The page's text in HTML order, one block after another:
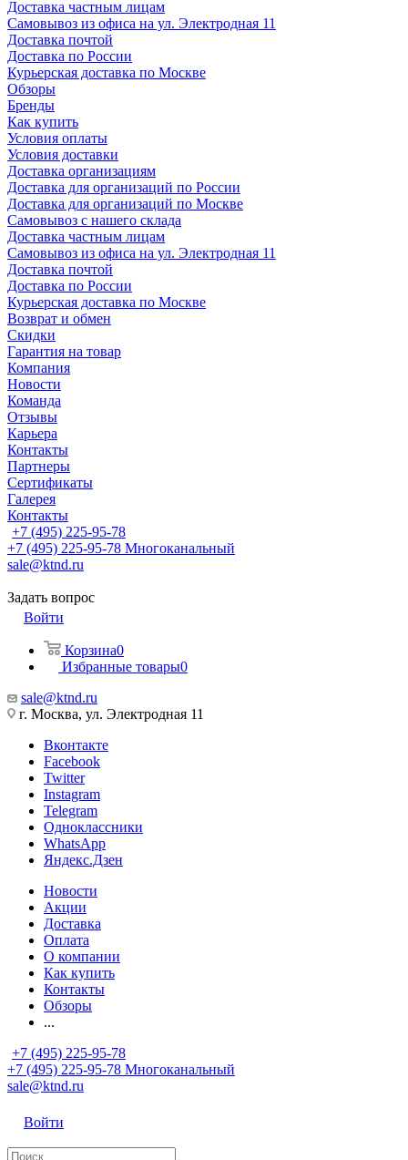
Доставка частным лицам
Самовывоз из офиса на ул. Электродная 11
Доставка почтой
Доставка по России
Курьерская доставка по Москве
Обзоры
Бренды
Как купить
Условия оплаты
Условия доставки
Доставка организациям
Доставка для организаций по России
Доставка для организаций по Москве
Самовывоз с нашего склада
Доставка частным лицам
Самовывоз из офиса на ул. Электродная 11
Доставка почтой
Доставка по России
Курьерская доставка по Москве
Возврат и обмен
Скидки
Гарантия на товар
Компания
Новости
Команда
Отзывы
Карьера
Контакты
Партнеры
Сертификаты
Галерея
Контакты
+7 (495) 225-95-78
+7 (495) 225-95-78 Многоканальный
sale@ktnd.ru
Задать вопрос
Войти
Корзина0
Избранные товары0
sale@ktnd.ru
г. Москва, ул. Электродная 11
Вконтакте
Facebook
Twitter
Instagram
Telegram
Одноклассники
WhatsApp
Яндекс.Дзен
Новости
Акции
Доставка
Оплата
О компании
Как купить
Контакты
Обзоры
...
+7 (495) 225-95-78
+7 (495) 225-95-78 Многоканальный
sale@ktnd.ru
Войти